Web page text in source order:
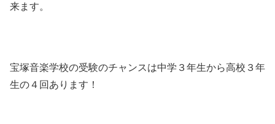
来ます。
宝塚音楽学校の受験のチャンスは中学３年生から高校３年
生の４回あります！